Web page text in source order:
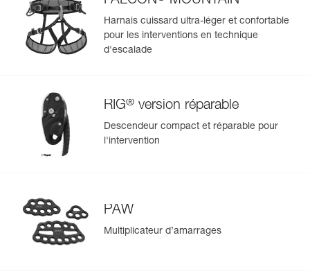
températures. Elle ne contient pas de chlore (sans odeur),
- tissu renforcé dans les zones moins exposées pour un
meilleur compromis entre poids et rigidité,
- fond soudé pour une meilleure résistance à l'abrasion et
En savoir plus
Harnais cuissard ultra-léger et confortable
pour les interventions en technique
d'escalade
RIG® version réparable
Descendeur compact et réparable pour
l'intervention
PAW
Multiplicateur d’amarrages